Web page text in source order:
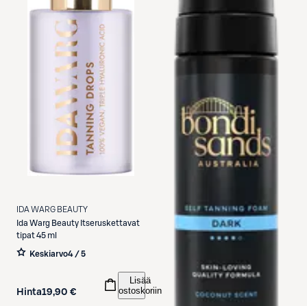
IDA WARG BEAUTY
Ida Warg Beauty Itseruskettavat
tipat 45 ml
Keskiarvo4 / 5
Hinta19,90 €
Lisää
ostoskoriin